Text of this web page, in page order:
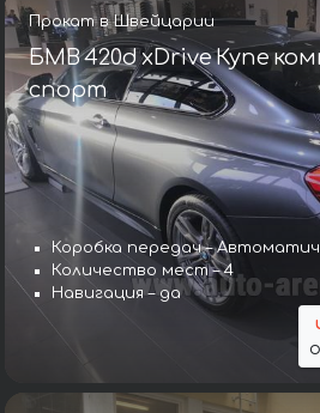
Прокат в Швейцарии
БМВ 420d xDrive Купе
спорт
Коробка передач –
Количество мест – 4
Навигация – да